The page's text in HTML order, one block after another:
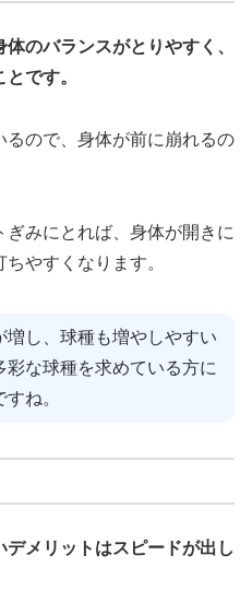
のバランスがとりやすく、
です。
ので、身体が前に崩れるの
みにとれば、身体が開きに
やすくなります。
し、球種も増やしやすい
な球種を求めている方に
ね。
メリットはスピードが出し